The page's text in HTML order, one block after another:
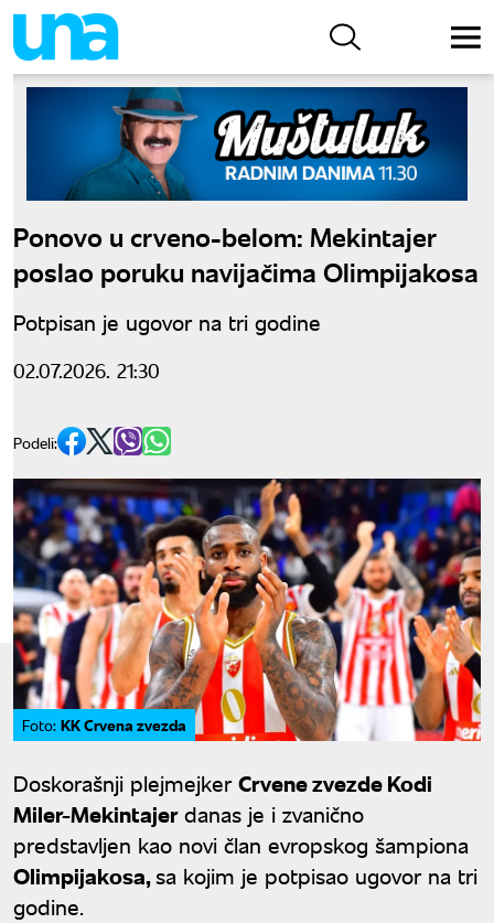
Ponovo u crveno-belom: Mekintajer
poslao poruku navijačima Olimpijakosa
Potpisan je ugovor na tri godine
02.07.2026. 21:30
Podeli:
Foto: KK Crvena zvezda
Doskorašnji plejmejkerCrvene zvezde Kodi
Miler-Mekintajerdanas je i zvanično
predstavljen kao novi član evropskog šampiona
Olimpijakosa,sa kojim je potpisao ugovor na tri
godine.